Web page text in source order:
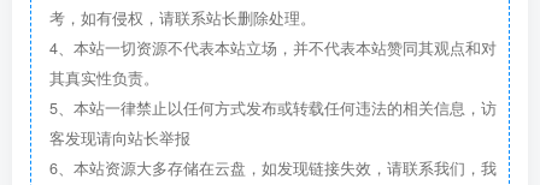
考，如有侵权，请联系站长删除处理。
4、本站一切资源不代表本站立场，并不代表本站赞同其观点和对
其真实性负责。
5、本站一律禁止以任何方式发布或转载任何违法的相关信息，访
客发现请向站长举报
6、本站资源大多存储在云盘，如发现链接失效，请联系我们，我